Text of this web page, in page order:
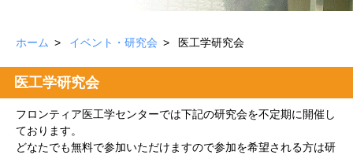
ホーム イベント・研究会 医工学研究会
医工学研究会
フロンティア医工学センターでは下記の研究会を不定期に開催し
ております。
どなたでも無料で参加いただけますので参加を希望される方は研